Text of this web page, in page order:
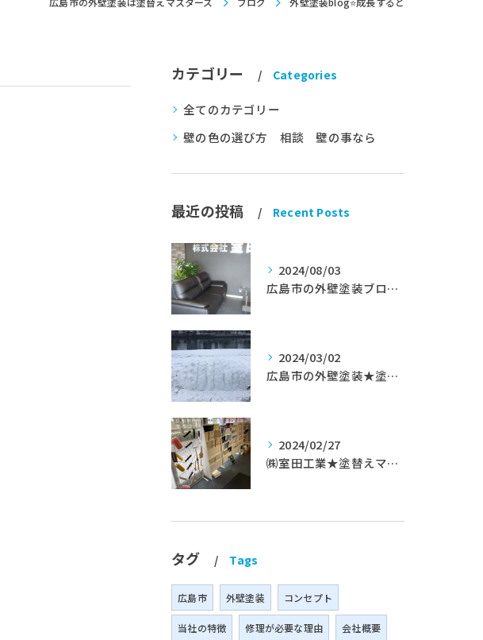
カテゴリー Categories
全てのカテゴリー
壁の色の選び方 相談 壁の事なら
最近の投稿 Recent Posts
2024/08/03
広島市の外壁塗装ブログ★室田工業★塗替えマスターズ★外壁リフォーム
2024/03/02
広島市の外壁塗装★塗替えマスターズ★ブログ「初めて家を手入れするのに」
2024/02/27
㈱室田工業★塗替えマスターズ★築35年以上のお宅の施工事例
タグ Tags
広島市 外壁塗装 コンセプト
当社の特徴 修理が必要な理由 会社概要